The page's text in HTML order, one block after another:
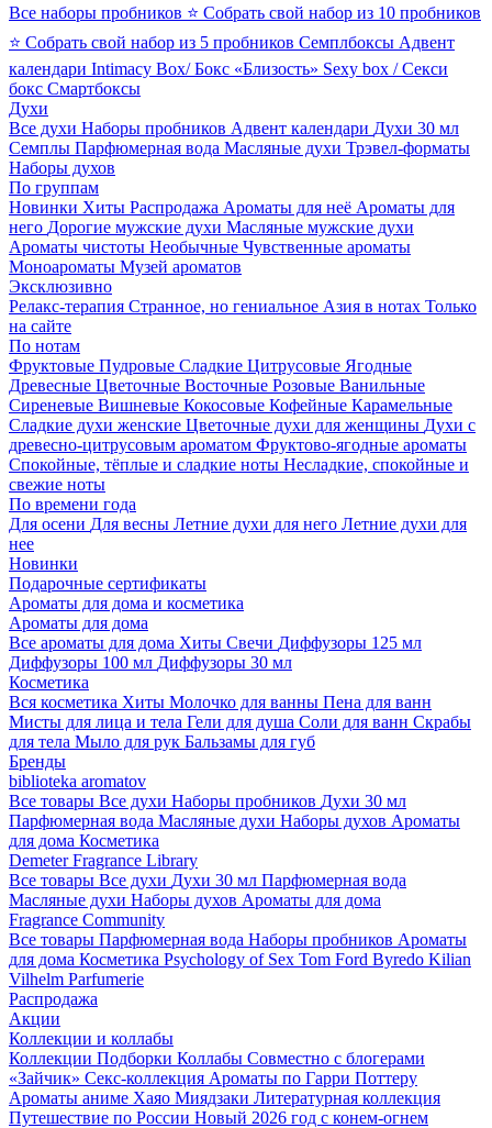
Все наборы пробников ⭐ Собрать свой набор из 10 пробников
⭐ Собрать свой набор из 5 пробников Семплбоксы Адвент
календари Intimacy Box/ Бокс «Близость» Sexy box / Секси
бокс Смартбоксы
Духи
Все духи Наборы пробников Адвент календари Духи 30 мл
Семплы Парфюмерная вода Масляные духи Трэвел-форматы
Наборы духов
По группам
Новинки Хиты Распродажа Ароматы для неё Ароматы для
него Дорогие мужские духи Масляные мужские духи
Ароматы чистоты Необычные Чувственные ароматы
Моноароматы Музей ароматов
Эксклюзивно
Релакс-терапия Странное, но гениальное Азия в нотах Только
на сайте
По нотам
Фруктовые Пудровые Сладкие Цитрусовые Ягодные
Древесные Цветочные Восточные Розовые Ванильные
Сиреневые Вишневые Кокосовые Кофейные Карамельные
Сладкие духи женские Цветочные духи для женщины Духи с
древесно-цитрусовым ароматом Фруктово-ягодные ароматы
Спокойные, тёплые и сладкие ноты Несладкие, спокойные и
свежие ноты
По времени года
Для осени Для весны Летние духи для него Летние духи для
нее
Новинки
Подарочные сертификаты
Ароматы для дома и косметика
Ароматы для дома
Все ароматы для дома Хиты Свечи Диффузоры 125 мл
Диффузоры 100 мл Диффузоры 30 мл
Косметика
Вся косметика Хиты Молочко для ванны Пена для ванн
Мисты для лица и тела Гели для душа Соли для ванн Скрабы
для тела Мыло для рук Бальзамы для губ
Бренды
biblioteka aromatov
Все товары Все духи Наборы пробников Духи 30 мл
Парфюмерная вода Масляные духи Наборы духов Ароматы
для дома Косметика
Demeter Fragrance Library
Все товары Все духи Духи 30 мл Парфюмерная вода
Масляные духи Наборы духов Ароматы для дома
Fragrance Community
Все товары Парфюмерная вода Наборы пробников Ароматы
для дома Косметика Psychology of Sex Tom Ford Byredo Kilian
Vilhelm Parfumerie
Распродажа
Акции
Коллекции и коллабы
Коллекции Подборки Коллабы Совместно с блогерами
«Зайчик» Секс-коллекция Ароматы по Гарри Поттеру
Ароматы аниме Хаяо Миядзаки Литературная коллекция
Путешествие по России Новый 2026 год с конем-огнем